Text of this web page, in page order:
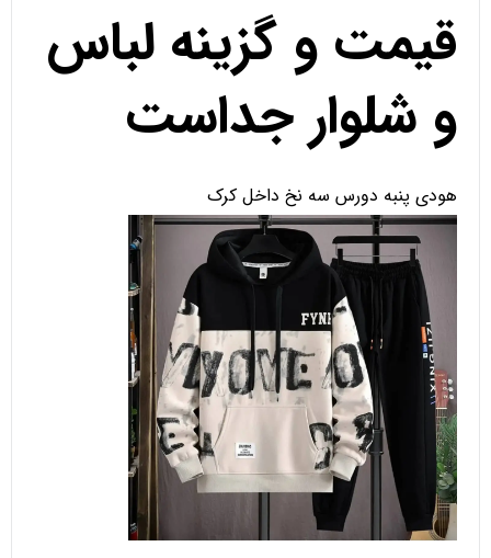
قیمت و گزینه لباس
و شلوار جداست
هودی پنبه دورس سه نخ داخل کرک